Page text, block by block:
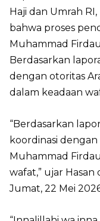
Haji dan Umrah
bahwa proses
Muhammad
Berdasarkan
dengan otoritas
dalam keadaan
“Berdasarkan
koordinasi
Muhammad
wafat,” ujar
Jumat, 22 Mei